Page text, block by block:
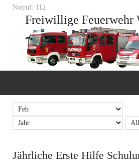
Notruf: 112
Freiwillige Feuerwehr
Jährliche Erste Hilfe